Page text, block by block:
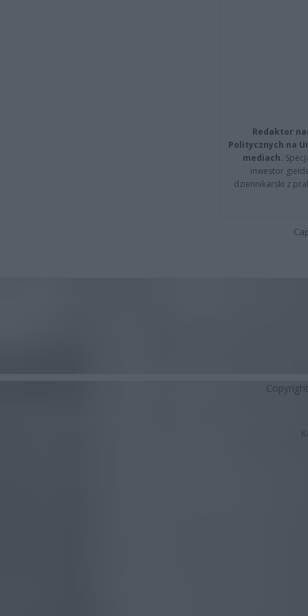
Redaktor
Politycznych na
mediach.
inwestor
dziennikarski z